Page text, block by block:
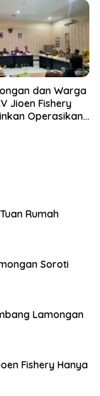
dan Warga
Jioen Fishery
Operasikan
Rumah
Soroti
Lamongan
Fishery Hanya